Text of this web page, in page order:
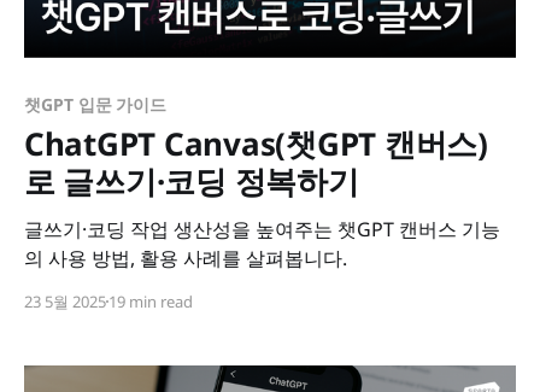
챗GPT 입문 가이드
ChatGPT Canvas(챗GPT 캔버스)
로 글쓰기·코딩 정복하기
글쓰기·코딩 작업 생산성을 높여주는 챗GPT 캔버스 기능
의 사용 방법, 활용 사례를 살펴봅니다.
23 5월 202519 min read